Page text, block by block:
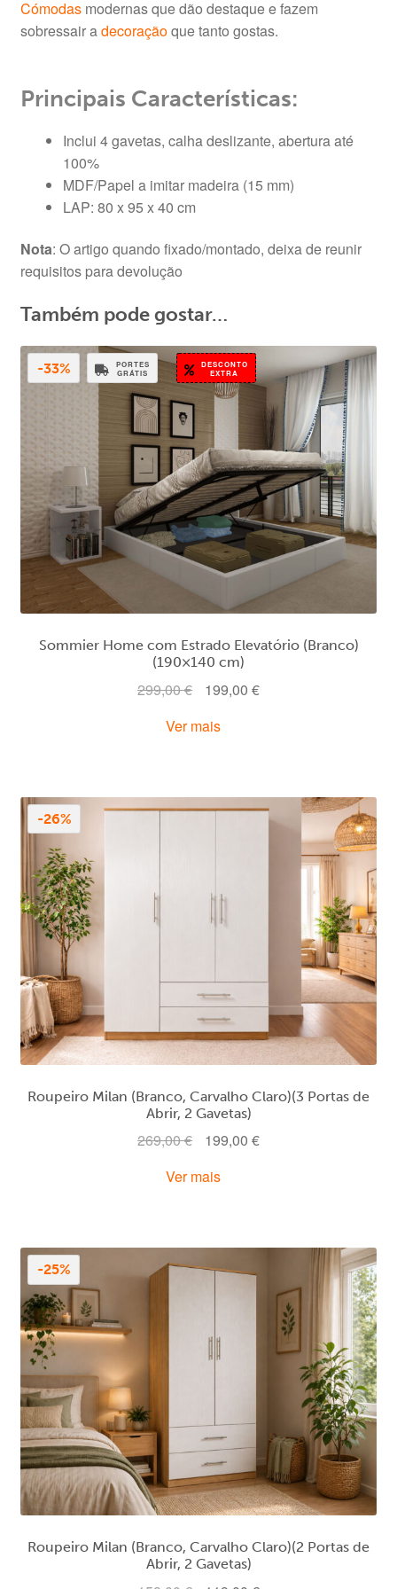
Cómodasmodernas que dão destaque e fazem
sobressair adecoraçãoque tanto gostas.
Principais Características:
Inclui 4 gavetas, calha deslizante, abertura até
100%
MDF/Papel a imitar madeira (15 mm)
LAP: 80 x 95 x 40 cm
Nota: O artigo quando fixado/montado, deixa de reunir
requisitos para devolução
Também pode gostar…
PORTES
GRÁTIS
DESCONTO
EXTRA
Sommier Home com Estrado Elevatório (Branco)
(190×140 cm)
-33%
299,00€
O
original
199,00 €O
Ver mais
Roupeiro Milan (Branco, Carvalho Claro)(3 Portas de
Abrir, 2 Gavetas)
-26%
269,00€
O
original
199,00 €O
Ver mais
Roupeiro Milan (Branco, Carvalho Claro)(2 Portas de
Abrir, 2 Gavetas)
-25%